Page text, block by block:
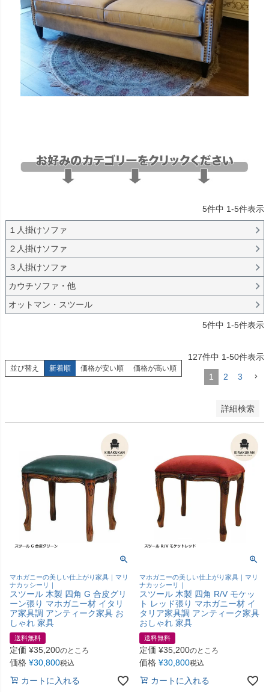
5件中 1-5件表示
１人掛けソファ
２人掛けソファ
３人掛けソファ
カウチソファ・他
オットマン・スツール
5件中 1-5件表示
並び替え 新着順 価格が安い順 価格が高い順
127件中 1-50件表示
1 2 3
詳細検索
ナチュラル色
雑貨のカラー
ゴールド・雑貨
シルバー・雑貨
ホワイト・雑貨
ナチュラル・雑貨
在庫なし商品
バンドル販売
予約商品
予約商品のみを表示
並び順
新着順
登録順
価格が安い順
キーワードヒット順
マホガニーの美しい仕上がり家具｜マリ
ナカッシーリ｜
スツール 木製 四角 G 合皮グリ
ーン張り マホガニー材 イタリ
ア家具調 アンティーク家具 お
しゃれ 家具
送料無料
定価 ¥35,200のところ
価格 ¥30,800税込
カートに入れる
マホガニーの美しい仕上がり家具｜マリ
ナカッシーリ｜
スツール 木製 四角 R/V モケッ
ト レッド張り マホガニー材 イ
タリア家具調 アンティーク家具
おしゃれ 家具
送料無料
定価 ¥35,200のところ
価格 ¥30,800税込
カートに入れる